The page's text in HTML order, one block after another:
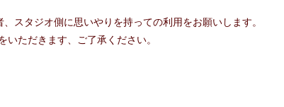
スタジオ側に思いやりを持っての利用をお願いします。
ただきます、ご了承ください。